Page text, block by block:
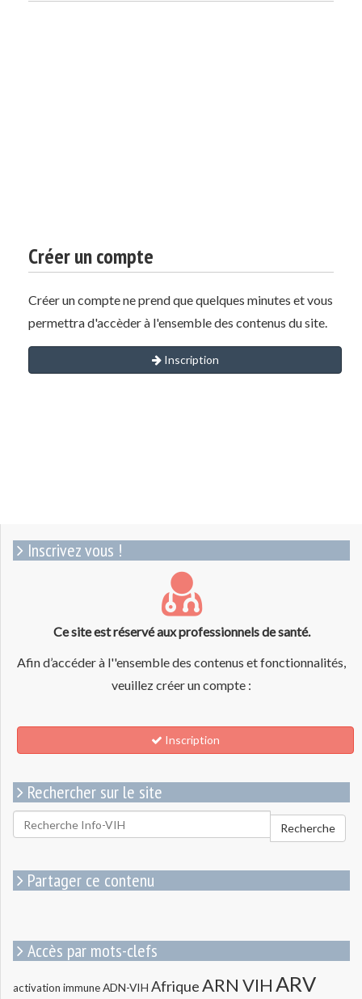
Créer un compte
Créer un compte ne prend que quelques minutes et vous
permettra d'accèder à l'ensemble des contenus du site.
Inscription
Inscrivez vous !
Ce site est réservé aux professionnels de santé.
Afin d’accéder à l''ensemble des contenus et fonctionnalités,
veuillez créer un compte :
Inscription
Rechercher sur le site
Rechercher
pour
Recherche
Partager ce contenu
Accès par mots-clefs
activation immuneADN-VIH AfriqueARN VIHARV